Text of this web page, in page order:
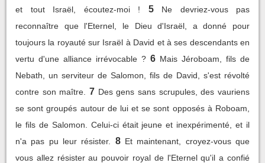
et tout Israël, écoutez-moi !
5
Ne devriez-vous pas
reconnaître que l'Eternel, le Dieu d'Israël, a donné pour
toujours la royauté sur Israël à David et à ses descendants en
vertu d'une alliance irrévocable ? 6 Mais Jéroboam, fils de
Nebath, un serviteur de Salomon, fils de David, s'est révolté
contre son maître.
7 Des gens sans scrupules, des vauriens
se sont groupés autour de lui et se sont opposés à Roboam,
le fils de Salomon. Celui-ci était jeune et inexpérimenté, et il
n'a pas pu leur résister.
8 Et maintenant, croyez-vous que
vous allez résister au pouvoir royal de l'Eternel qu'il a confié